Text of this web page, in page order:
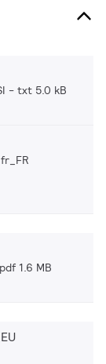
txt 5.0 kB
pdf 1.6 MB